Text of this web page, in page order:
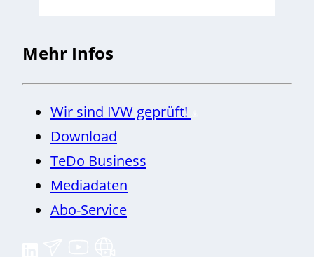
Mehr Infos
Wir sind IVW geprüft!
Download
TeDo Business
Mediadaten
Abo-Service